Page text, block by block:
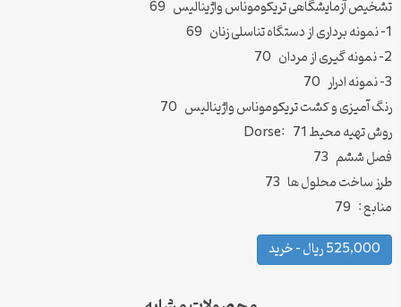
تشخیص آزمایشگاهی تریکوموناس واژینالیس 69
1- نمونه برداری از دستگاه تناسلی زنان 69
2- نمونه گیری از مردان 70
3- نمونه ادرار 70
رنگ آمیزی و کشت تریکوموناس واژینالیس 70
روش تهیه محیط Dorse: 71
فصل ششم 73
طرز ساخت محلول ها 73
منابع : 79
525,000 ریال – خرید